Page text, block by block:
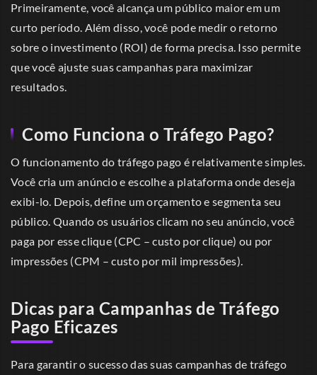
Primeiramente, você alcança um público maior em um
curto período. Além disso, você pode medir o retorno
sobre o investimento (ROI) de forma precisa. Isso permite
que você ajuste suas campanhas para maximizar
resultados.
Como Funciona o Tráfego Pago?
O funcionamento do tráfego pago é relativamente simples.
Você cria um anúncio e escolhe a plataforma onde deseja
exibi-lo. Depois, define um orçamento e segmenta seu
público. Quando os usuários clicam no seu anúncio, você
paga por esse clique (CPC – custo por clique) ou por
impressões (CPM – custo por mil impressões).
Dicas para Campanhas de Tráfego
Pago Eficazes
Para garantir o sucesso das suas campanhas de tráfego